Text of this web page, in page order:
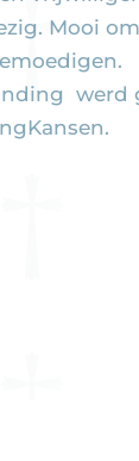
Mooi
werd